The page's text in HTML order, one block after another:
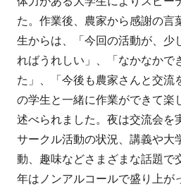
た。作業後、農家から感謝の言
生からは、「今回の活動が、少
ればうれしい」、「なかなかで
た」、「今後も農家さんと交流
の学生と一緒に作業ができて楽
述べられました。夜は交流会を
サークル活動の状況、講義や大
動、趣味などさまざまな話題で
年はノンアルコールで盛り上が